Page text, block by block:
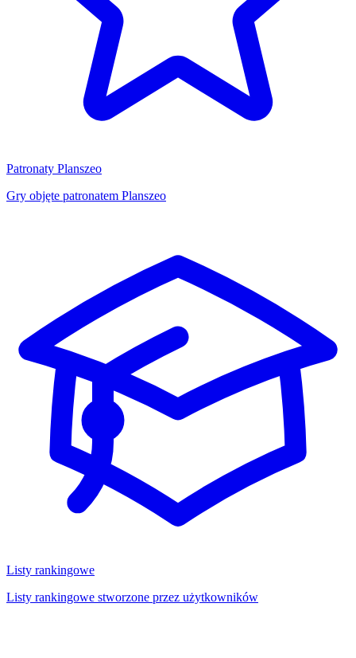
Patronaty Planszeo
Gry objęte patronatem Planszeo
Listy rankingowe
Listy rankingowe stworzone przez użytkowników